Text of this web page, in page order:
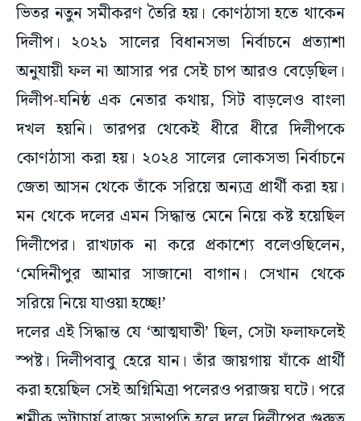
ভিতর নতুন সমীকরণ তৈরি হয়। কোণঠাসা হতে থাকেন
দিলীপ। ২০২১ সালের বিধানসভা নির্বাচনে প্রত্যাশা
অনুযায়ী ফল না আসার পর সেই চাপ আরও বেড়েছিল।
দিলীপ-ঘনিষ্ঠ এক নেতার কথায়, সিট বাড়লেও বাংলা
দখল হয়নি। তারপর থেকেই ধীরে ধীরে দিলীপকে
কোণঠাসা করা হয়। ২০২৪ সালের লোকসভা নির্বাচনে
জেতা আসন থেকে তাঁকে সরিয়ে অন্যত্র প্রার্থী করা হয়।
মন থেকে দলের এমন সিদ্ধান্ত মেনে নিয়ে কষ্ট হয়েছিল
দিলীপের। রাখঢাক না করে প্রকাশ্যে বলেওছিলেন,
‘মেদিনীপুর আমার সাজানো বাগান। সেখান থেকে
সরিয়ে নিয়ে যাওয়া হচ্ছে!’
দলের এই সিদ্ধান্ত যে ‘আত্মঘাতী’ ছিল, সেটা ফলাফলেই
স্পষ্ট। দিলীপবাবু হেরে যান। তাঁর জায়গায় যাঁকে প্রার্থী
করা হয়েছিল সেই অগ্নিমিত্রা পলেরও পরাজয় ঘটে। পরে